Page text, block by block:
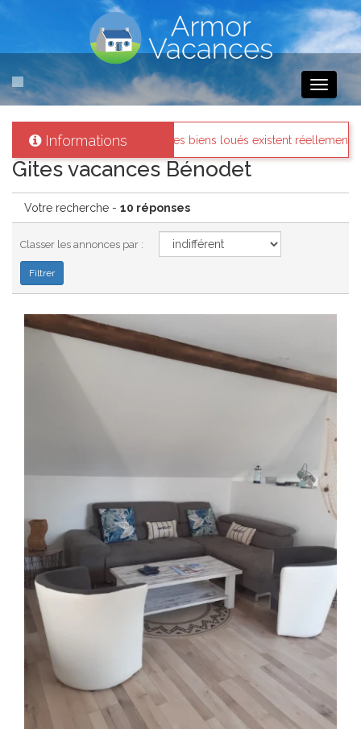
Toggle
Informations
loués existent réellement. Messages des internautes
Gites vacances Bénodet
Votre recherche - 10 réponses
Classer les annonces par :